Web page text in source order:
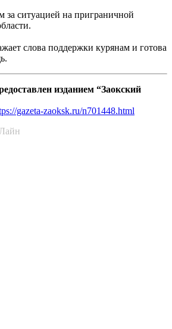
за ситуацией на приграничной
слова поддержки курянам и готова
изданием “Заокский
gazeta-zaoksk.ru/n701448.html